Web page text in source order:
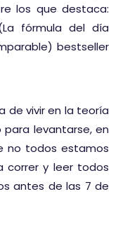
los que destaca:
fórmula del día
bestseller
de vivir en la teoría
levantarse, en
no todos estamos
correr y leer todos
antes de las 7 de